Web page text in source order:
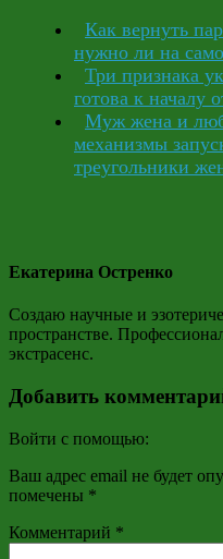
Как вернуть
нужно ли на
Три признака
готова к началу
Муж жена и
механизмы
треугольники
Екатерина Остренко
Создаю научные и
пространстве.
экстрасенс.
Добавить
Войти с помощью:
Ваш адрес email не будет
помечены *
Комментарий *